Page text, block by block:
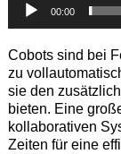
00:00
Cobots sind bei
zu
sie den
bieten. Eine
kollaborativen
Zeiten für eine